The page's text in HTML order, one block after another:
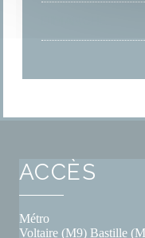
ACCÈS
Métro
Voltaire (M9) Bastille